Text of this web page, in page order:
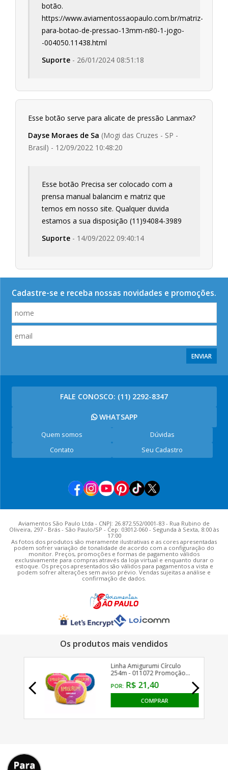
botão.
https://www.aviamentossaopaulo.com.br/matriz-
para-botao-de-pressao-13mm-n80-1-jogo-
-004050.11438.html
Suporte - 26/01/2024 08:51:18
Esse botão serve para alicate de pressão Lanmax?
Dayse Moraes de Sa (Mogi das Cruzes - SP -
Brasil) - 12/09/2022 10:48:20
Esse botão Precisa ser colocado com a
prensa manual balancim e matriz que
temos em nosso site. Qualquer duvida
estamos a sua disposição (11)94084-3989
Suporte - 14/09/2022 09:40:14
Cadastre-se e receba nossas novidades e promoções.
ENVIAR
FALE CONOSCO: (11) 2292-8347
WHATSAPP
Quem somos
Dúvidas
Contato
Seu Cadastro
Aviamentos São Paulo Ltda - CNPJ: 26.872.552/0001-83 - Rua Rubino de
Oliveira, 297 - Brás - São Paulo/SP - Cep: 03012-060 - Segunda à Sexta, 8:00 às
17:00
As fotos dos produtos são meramente ilustrativas e as cores apresentadas
podem sofrer variação de tonalidade de acordo com a configuração do
monitor. Preços, promoções e formas de pagamento válidos
exclusivamente para compras através da loja virtual e enquanto durar o
estoque. Os preços apresentados são válidos para pagamentos a vista e
podem sofrer alterações sem aviso prévio. Vendas sujeitas a análise e
confirmação de dados.